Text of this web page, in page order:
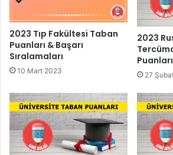
2023 Tıp Fakültesi Taban
Puanları & Başarı
Sıralamaları
10 Mart 2023
2023
Puanları
27